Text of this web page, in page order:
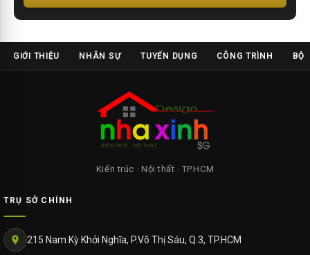
GIỚI THIỆU NHÂN SỰ TUYỂN DỤNG CÔNG TRÌNH BỘ
Kiến trúc · Nội thất · TP.HCM
TRỤ SỞ CHÍNH
215 Nam Kỳ Khởi Nghĩa, P.Võ Thị Sáu, Q.3, TP.HCM